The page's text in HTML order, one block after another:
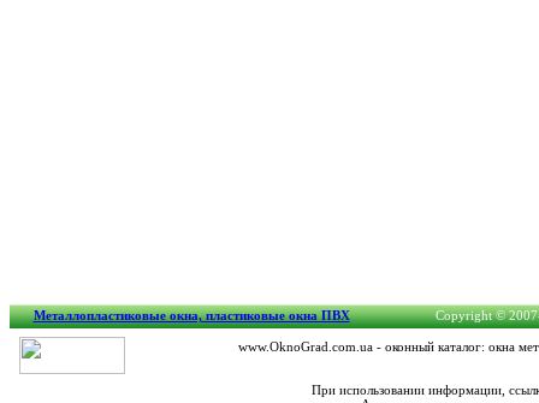
Металлопластиковые окна, пластиковые окна ПВХ Copyright ©
www.OknoGrad.com.ua - оконный каталог: окна
При использовании информации,